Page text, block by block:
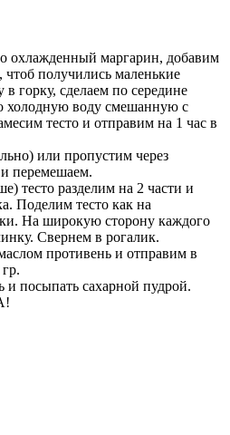
охлажденный маргарин, добавим
получились маленькие
горку, сделаем по середине
холодную воду смешанную с
тесто и отправим на 1 час в
или пропустим через
перемешаем.
тесто разделим на 2 части и
Поделим тесто как на
На широкую сторону каждого
Свернем в рогалик.
противень и отправим в
и посыпать сахарной пудрой.